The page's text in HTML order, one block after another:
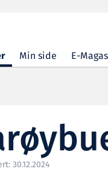
Min side E-
30.12.2024